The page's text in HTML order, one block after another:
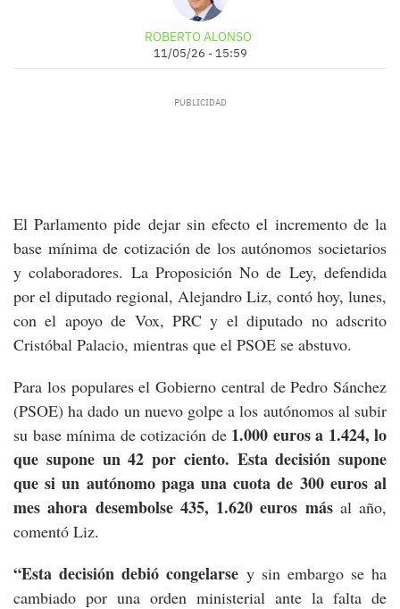
ROBERTO ALONSO
11/05/26 - 15:59
El Parlamento pide dejar sin efecto el incremento de la
base mínima de cotización de los autónomos societarios
y colaboradores. La Proposición No de Ley, defendida
por el diputado regional, Alejandro Liz, contó hoy, lunes,
con el apoyo de Vox, PRC y el diputado no adscrito
Cristóbal Palacio, mientras que el PSOE se abstuvo.
Para los populares el Gobierno central de Pedro Sánchez
(PSOE) ha dado un nuevo golpe a los autónomos al subir
su base mínima de cotización de 1.000 euros a 1.424, lo
que supone un 42 por ciento. Esta decisión supone
que si un autónomo paga una cuota de 300 euros al
mes ahora desembolse 435, 1.620 euros másal año,
comentó Liz.
“Esta decisión debió congelarse y sin embargo se ha
cambiado por una orden ministerial ante la falta de